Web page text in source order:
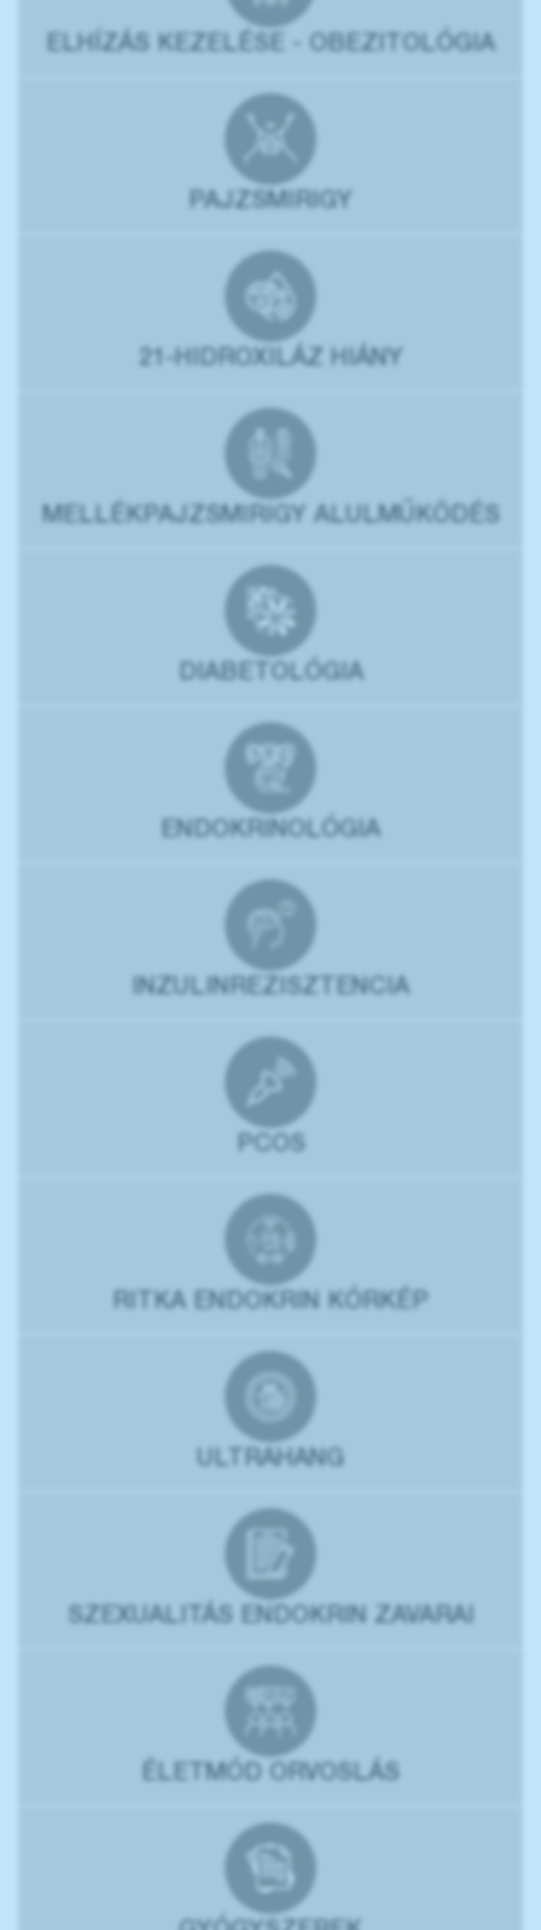
ELHÍZÁS KEZELÉSE - OBEZITOLÓGIA
PAJZSMIRIGY
21-HIDROXILÁZ HIÁNY
MELLÉKPAJZSMIRIGY ALULMŰKÖDÉS
DIABETOLÓGIA
ENDOKRINOLÓGIA
INZULINREZISZTENCIA
PCOS
RITKA ENDOKRIN KÓRKÉP
ULTRAHANG
SZEXUALITÁS ENDOKRIN ZAVARAI
ÉLETMÓD ORVOSLÁS